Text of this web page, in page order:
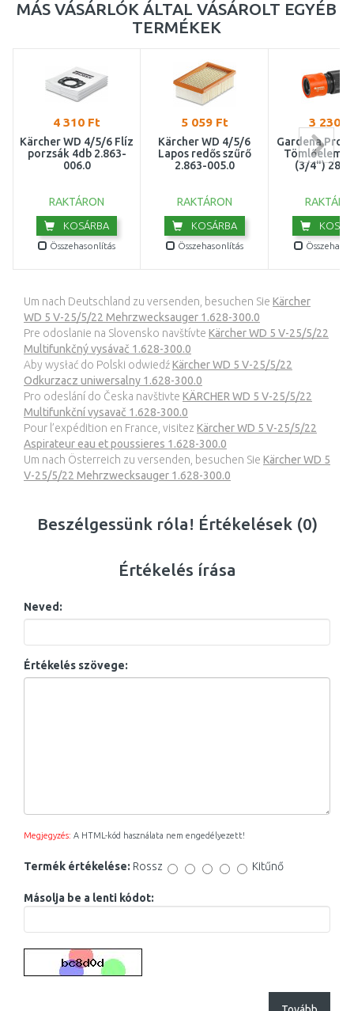
MÁS VÁSÁRLÓK ÁLTAL VÁSÁROLT EGYÉB
TERMÉKEK
4 310 Ft
Kärcher WD 4/5/6 Flíz
porzsák 4db 2.863-
006.0
RAKTÁRON
KOSÁRBA
Összehasonlítás
5 059 Ft
Kärcher WD 4/5/6
Lapos redős szűrő
2.863-005.0
RAKTÁRON
KOSÁRBA
Összehasonlítás
3 230
Gardena
Tömlőelem,
(3/4")
Um nach Deutschland zu versenden, besuchen Sie Kärcher
WD 5 V-25/5/22 Mehrzwecksauger 1.628-300.0
Pre odoslanie na Slovensko navštívte Kärcher WD 5 V-25/5/22
Multifunkčný vysávač 1.628-300.0
Aby wysłać do Polski odwiedźKärcher WD 5 V-25/5/22
Odkurzacz uniwersalny 1.628-300.0
Pro odeslání do Česka navštivte KÄRCHER WD 5 V-25/5/22
Multifunkční vysavač 1.628-300.0
Pour l’expédition en France, visitez Kärcher WD 5 V-25/5/22
Aspirateur eau et poussieres 1.628-300.0
Um nach Österreich zu versenden, besuchen Sie Kärcher WD 5
V-25/5/22 Mehrzwecksauger 1.628-300.0
Beszélgessünk róla! Értékelések (0)
Értékelés írása
Neved:
Értékelés szövege:
Megjegyzés: A HTML-kód használata nem engedélyezett!
Termék értékelése: Rossz Kitűnő
Másolja be a lenti kódot: